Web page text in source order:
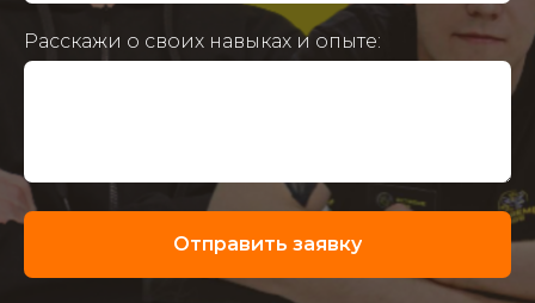
Расскажи о своих навыках и опыте:
Отправить заявку